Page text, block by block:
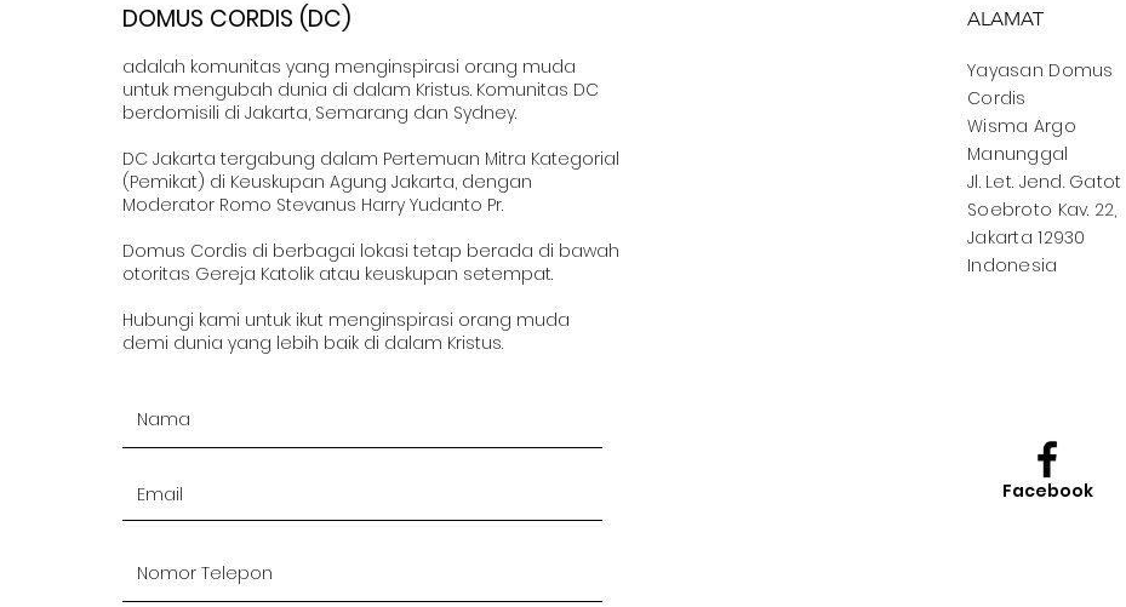
DOMUS CORDIS (DC)
adalah komunitas yang menginspirasi orang muda
untuk mengubah dunia di dalam Kristus. Komunitas DC
berdomisili di Jakarta, Semarang dan Sydney.
DC Jakarta tergabung dalam Pertemuan Mitra Kategorial
(Pemikat) di Keuskupan Agung Jakarta, dengan
Moderator Romo Stevanus Harry Yudanto Pr.
Domus Cordis di berbagai lokasi tetap berada di bawah
otoritas Gereja Katolik atau keuskupan setempat.
Hubungi kami untuk ikut menginspirasi orang muda
demi dunia yang lebih baik di dalam Kristus.
ALAMAT
Yayasan Domus
Cordis
Wisma Argo
Manunggal
Jl. Let. Jend. Gatot
Soebroto Kav. 22,
Jakarta 12930
Indonesia
Facebook